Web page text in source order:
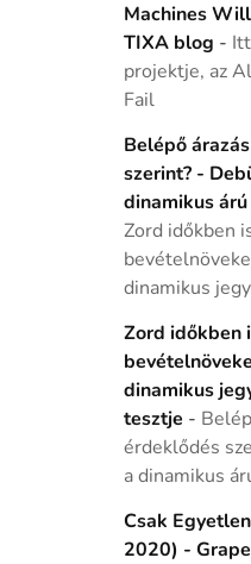
Machines
TIXA blog -
projektje, az
Fail
Belépő
szerint? -
dinamikus
Zord időkben
dinamikus
Zord időkben
dinamikus
tesztje -
érdeklődés
a dinamikus
Csak
2020) -